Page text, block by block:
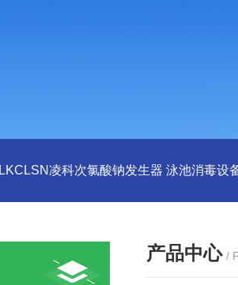
LKCLSN凌科次氯酸钠发生器 泳池消毒设
产品中心 /